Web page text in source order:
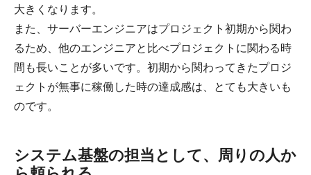
大きくなります。
また、サーバーエンジニアはプロジェクト初期から関わ
るため、他のエンジニアと比べプロジェクトに関わる時
間も長いことが多いです。初期から関わってきたプロジ
ェクトが無事に稼働した時の達成感は、とても大きいも
のです。
システム基盤の担当として、周りの人か